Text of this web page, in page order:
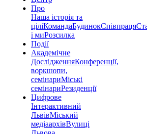
Про
Наша історія та
ціліКомандаБудинокСпівпраця
і миРозсилка
Події
Академічне
ДослідженняКонференції,
воркшопи,
семінариМіські
семінариРезиденції
Цифрове
Інтерактивний
ЛьвівМіський
медіаархівВулиці